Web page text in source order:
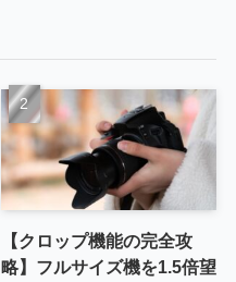
【クロップ機能の完全攻
略】フルサイズ機を1.5倍望